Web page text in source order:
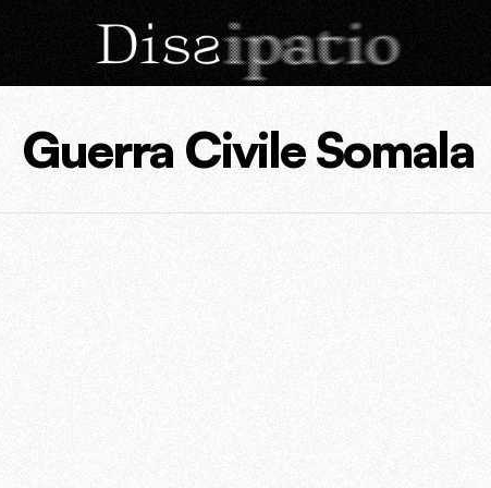
Guerra Civile Somala